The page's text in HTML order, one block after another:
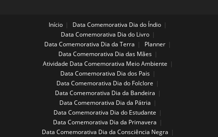
Início
Data Comemorativa Dia do Índio
Data Comemorativa Dia do Livro
Data Comemorativa Dia da Terra
Planner
Data Comemorativa Dia das Mães
Atividade Data Comemorativa Meio Ambiente
Data Comemorativa Dia dos Pais
Data Comemorativa Dia do Folclore
Data Comemorativa Dia da Bandeira
Data Comemorativa Dia da Pátria
Data Comemorativa Dia do Estudante
Data Comemorativa Dia da Primavera
Data Comemorativa Dia da Consciência Negra